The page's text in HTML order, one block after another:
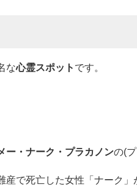
な心霊スポット です。
ー・ナーク・プラカノンの(
産で死亡した女性「ナーク